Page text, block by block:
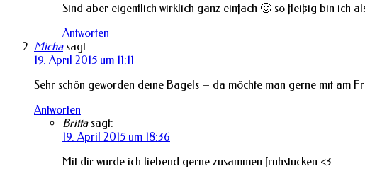
Sind aber eigentlich wirklich ganz einfach 🙂 so fleißig bin ich
Antworten
Micha sagt:
19. April 2015 um 11:11
Sehr schön geworden deine Bagels – da möchte man gerne mit am
Antworten
Britta sagt:
19. April 2015 um 18:36
Mit dir würde ich liebend gerne zusammen frühstücken <3